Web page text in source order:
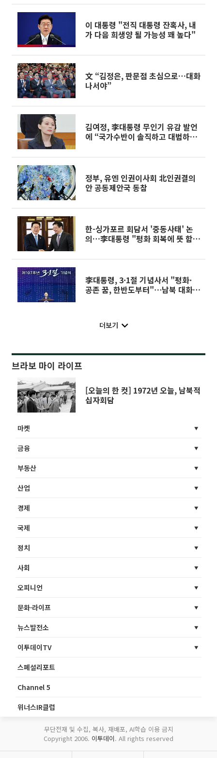
이 대통령 "전직 대통령 잔혹사, 내
가 다음 희생양 될 가능성 꽤 높다"
文 “김정은, 판문점 초심으로…대화
나서야”
김여정, 李대통령 무인기 유감 발언
에 “국가수반이 솔직하고 대범하다
정부, 유엔 인권이사회 北인권결의
안 공동제안국 동참
한-싱가포르 회담서 '중동사태' 논
의…李대통령 "평화 회복에 뜻 함
李대통령, 3·1절 기념사서 "평화·
공존 꿈, 한반도부터"⋯남북 대화
더보기
브라보 마이 라이프
[오늘의 한 컷] 1972년 오늘, 남북적
십자회담
마켓
금융
부동산
산업
경제
국제
정치
사회
오피니언
문화·라이프
뉴스발전소
이투데이TV
스페셜리포트
Channel 5
위너스IR클럽
무단전재 및 수집, 복사, 재배포, AI학습 이용 금지
Copyright 2006. 이투데이. All rights reserved